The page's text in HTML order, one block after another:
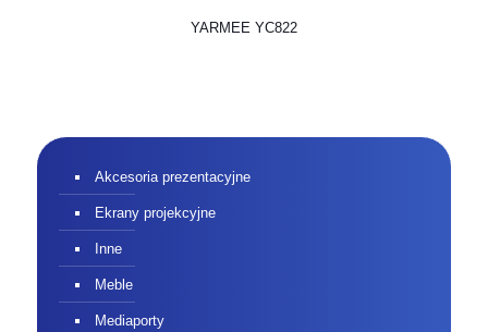
YARMEE YC822
Akcesoria prezentacyjne
Ekrany projekcyjne
Inne
Meble
Mediaporty